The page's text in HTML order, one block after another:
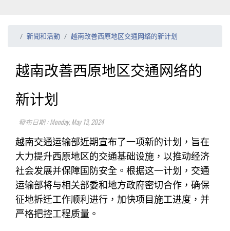
新聞和活動 越南改善西原地区交通网络的新计划
越南改善西原地区交通网络的
新计划
發布日期 : Monday, May 13, 2024
越南交通运输部近期宣布了一项新的计划，旨在
大力提升西原地区的交通基础设施，以推动经济
社会发展并保障国防安全。根据这一计划，交通
运输部将与相关部委和地方政府密切合作，确保
征地拆迁工作顺利进行，加快项目施工进度，并
严格把控工程质量。